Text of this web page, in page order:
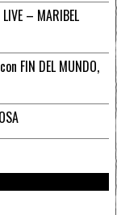
– MARIBEL
FIN DEL MUNDO,